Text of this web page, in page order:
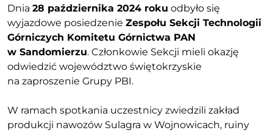
Dnia 28 października 2024 roku odbyło się
wyjazdowe posiedzenie Zespołu Sekcji Technologii
Górniczych Komitetu Górnictwa PAN
w Sandomierzu. Członkowie Sekcji mieli okazję
odwiedzić województwo świętokrzyskie
na zaproszenie Grupy PBI.
W ramach spotkania uczestnicy zwiedzili zakład
produkcji nawozów Sulagra w Wojnowicach, ruiny